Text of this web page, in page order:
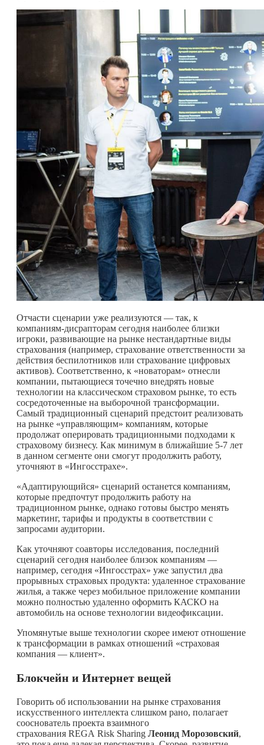
Отчасти сценарии уже реализуются — так, к
компаниям-дисрапторам сегодня наиболее близки
игроки, развивающие на рынке нестандартные виды
страхования (например, страхование ответственности за
действия беспилотников или страхование цифровых
активов). Соответственно, к «новаторам» отнесли
компании, пытающиеся точечно внедрять новые
технологии на классическом страховом рынке, то есть
сосредоточенные на выборочной трансформации.
Самый традиционный сценарий предстоит реализовать
на рынке «управляющим» компаниям, которые
продолжат оперировать традиционными подходами к
страховому бизнесу. Как минимум в ближайшие 5-7 лет
в данном сегменте они смогут продолжить работу,
уточняют в «Ингосстрахе».
«Адаптирующийся» сценарий останется компаниям,
которые предпочтут продолжить работу на
традиционном рынке, однако готовы быстро менять
маркетинг, тарифы и продукты в соответствии с
запросами аудитории.
Как уточняют соавторы исследования, последний
сценарий сегодня наиболее близок компаниям —
например, сегодня «Ингосстрах» уже запустил два
прорывных страховых продукта: удаленное страхование
жилья, а также через мобильное приложение компании
можно полностью удаленно оформить КАСКО на
автомобиль на основе технологии видеофиксации.
Упомянутые выше технологии скорее имеют отношение
к трансформации в рамках отношений «страховая
компания — клиент».
Блокчейн и Интернет вещей
Говорить об использовании на рынке страхования
искусственного интеллекта слишком рано, полагает
cооснователь проекта взаимного
страхования REGA Risk Sharing Леонид Морозовский,